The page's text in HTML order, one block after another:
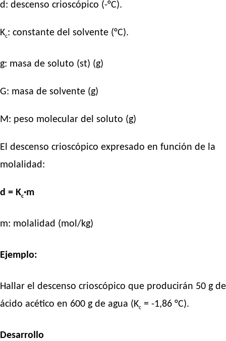
d: descenso crioscópico (-°C).
Kc: constante del solvente (°C).
g: masa de soluto (st) (g)
G: masa de solvente (g)
M: peso molecular del soluto (g)
El descenso crioscópico expresado en función de la
molalidad:
d = Kc·m
m: molalidad (mol/kg)
Ejemplo:
Hallar el descenso crioscópico que producirán 50 g de
ácido acético en 600 g de agua (Kc = -1,86 °C).
Desarrollo